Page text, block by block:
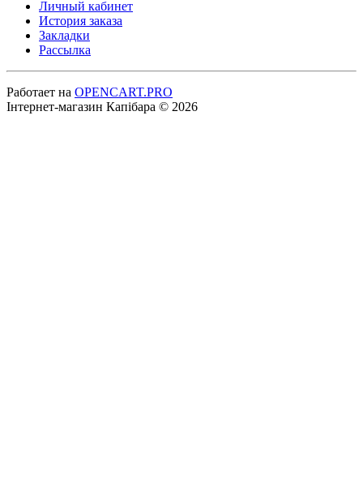
Личный кабинет
История заказа
Закладки
Рассылка
Работает на OPENCART.PRO
Інтернет-магазин Капібара © 2026